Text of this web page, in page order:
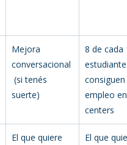
Mejora
conversacional
(si tenés
suerte)
8 de cada
estudiantes
consiguen
empleo en
centers
El que quiere
El que